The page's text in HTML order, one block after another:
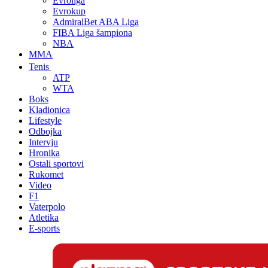
Evrokup
AdmiralBet ABA Liga
FIBA Liga šampiona
NBA
MMA
Tenis
ATP
WTA
Boks
Kladionica
Lifestyle
Odbojka
Intervju
Hronika
Ostali sportovi
Rukomet
Video
F1
Vaterpolo
Atletika
E-sports